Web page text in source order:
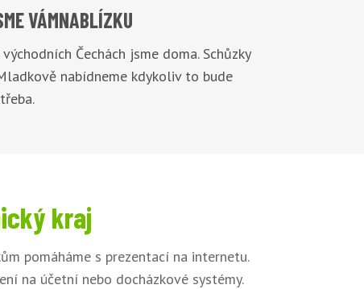
VÁMNABLÍZKU
východních Čechách jsme doma. Schůzky
nabídneme kdykoliv to bude
kraj
pomáháme s prezentací na internetu.
na účetní nebo docházkové systémy.